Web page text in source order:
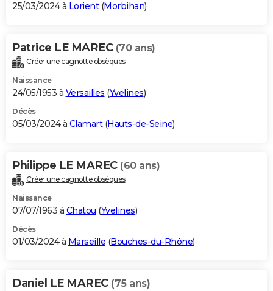
25/03/2024 à Lorient(Morbihan)
Patrice LE MAREC (70 ans)
Créer une cagnotte obsèques
Naissance
24/05/1953 à Versailles (Yvelines)
Décès
05/03/2024 à Clamart(Hauts-de-Seine)
Philippe LE MAREC (60 ans)
Créer une cagnotte obsèques
Naissance
07/07/1963 à Chatou (Yvelines)
Décès
01/03/2024 à Marseille (Bouches-du-Rhône)
Daniel LE MAREC (75 ans)